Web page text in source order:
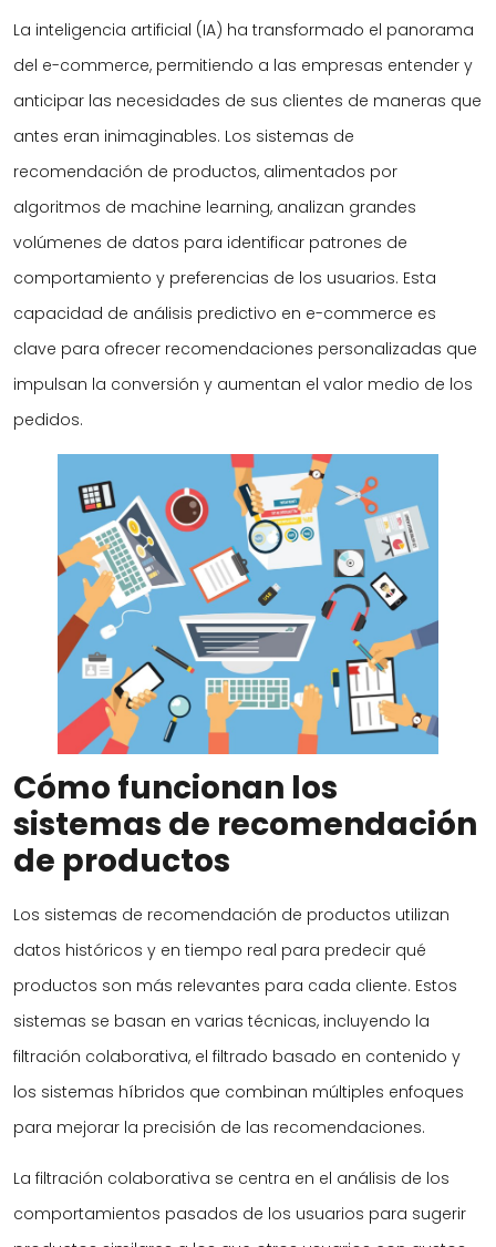
La inteligencia artificial (IA) ha transformado el panorama
del e-commerce, permitiendo a las empresas entender y
anticipar las necesidades de sus clientes de maneras que
antes eran inimaginables. Los sistemas de
recomendación de productos, alimentados por
algoritmos de machine learning, analizan grandes
volúmenes de datos para identificar patrones de
comportamiento y preferencias de los usuarios. Esta
capacidad de análisis predictivo en e-commerce es
clave para ofrecer recomendaciones personalizadas que
impulsan la conversión y aumentan el valor medio de los
pedidos.
Cómo funcionan los
sistemas de recomendación
de productos
Los sistemas de recomendación de productos utilizan
datos históricos y en tiempo real para predecir qué
productos son más relevantes para cada cliente. Estos
sistemas se basan en varias técnicas, incluyendo la
filtración colaborativa, el filtrado basado en contenido y
los sistemas híbridos que combinan múltiples enfoques
para mejorar la precisión de las recomendaciones.
La filtración colaborativa se centra en el análisis de los
comportamientos pasados de los usuarios para sugerir